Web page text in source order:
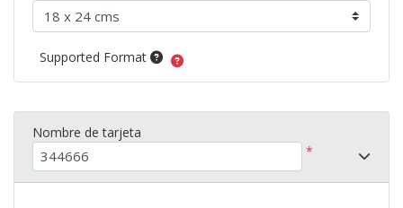
Supported Format
Nombre de tarjeta
*